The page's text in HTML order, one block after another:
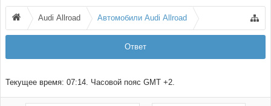
Ответ
Audi Allroad Автомобили Audi Allroad
Текущее время: 07:14. Часовой пояс GMT +2.